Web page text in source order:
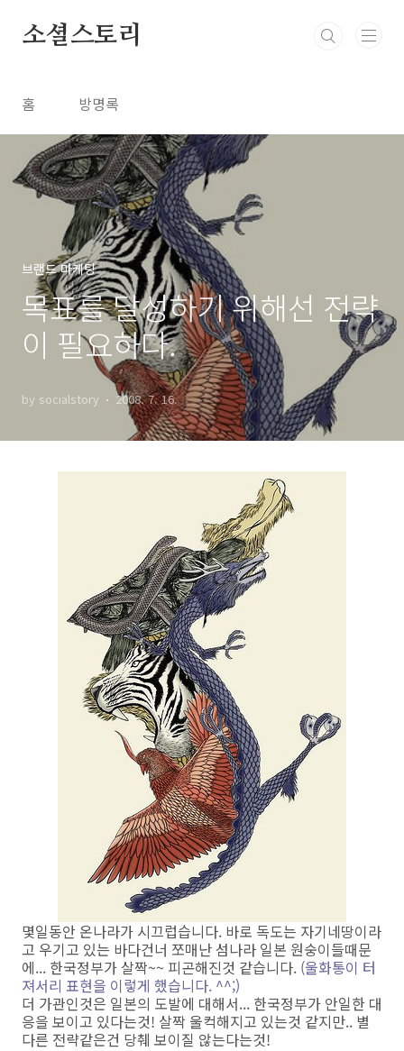
소셜스토리
홈 방명록
브랜드 마케팅
목표를 달성하기 위해선 전략
이 필요하다.
by socialstory 2008. 7. 16.
몇일동안 온나라가 시끄럽습니다. 바로 독도는 자기네땅이라
고 우기고 있는 바다건너 쪼매난 섬나라 일본 원숭이들때문
에... 한국정부가 살짝~~ 피곤해진것 같습니다. (울화통이 터
져서리 표현을 이렇게 했습니다. ^^;)
더 가관인것은 일본의 도발에 대해서... 한국정부가 안일한 대
응을 보이고 있다는것! 살짝 울컥해지고 있는것 같지만.. 별
다른 전략같은건 당췌 보이질 않는다는것!